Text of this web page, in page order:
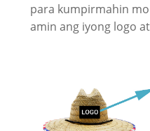
para kumpirmahin
amin ang iyong logo